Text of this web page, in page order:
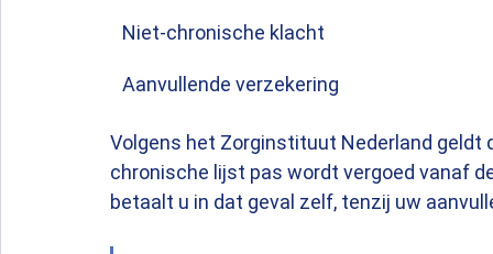
Niet-chronische klacht
Aanvullende verzekering
Volgens het Zorginstituut Nederland
chronische lijst pas wordt vergoed vanaf
betaalt u in dat geval zelf, tenzij uw